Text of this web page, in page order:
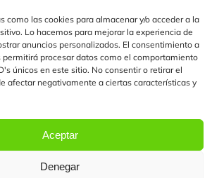
como las cookies para almacenar y/o acceder a la
Lo hacemos para mejorar la experiencia de
anuncios personalizados. El consentimiento a
procesar datos como el comportamiento
únicos en este sitio. No consentir o retirar el
afectar negativamente a ciertas características y
Aceptar
Denegar
Más Información